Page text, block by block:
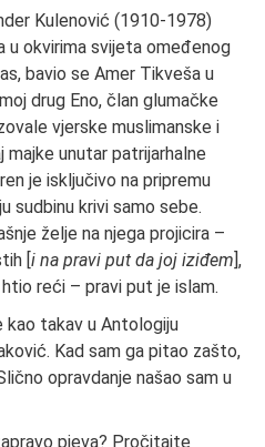
Kulenović (1910-1978)
u okvirima svijeta omeđenog
bavio se Amer Tikveša u
drug Eno, član glumačke
vjerske muslimanske i
majke unutar patrijarhalne
je isključivo na pripremu
sudbinu krivi samo sebe.
želje na njega projicira –
[i na pravi put da joj iziđem],
reći – pravi put je islam.
kao takav u Antologiju
Kad sam ga pitao zašto,
opravdanje našao sam u
pjeva? Pročitajte